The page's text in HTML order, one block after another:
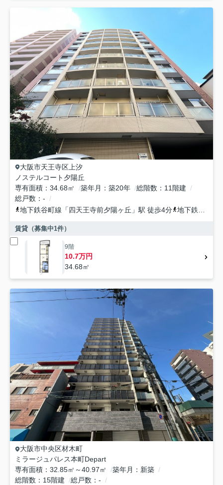
大阪市天王寺区 上汐
ノステルコート夕陽丘
専有面積
34.68㎡ 築年月 築20年 総階数
11階建
総戸数
-
地下鉄谷町線 「四天王寺前夕陽ヶ丘 」駅 徒歩4分 地下鉄谷町線
賃貸（募集中1件）
9階
10.7万円
34.68㎡
大阪市中央区材木町
ミラージュパレス本町Depart
専有面積
32.85㎡～40.97㎡ 築年月
新築
総階数
15階建 総戸数
-